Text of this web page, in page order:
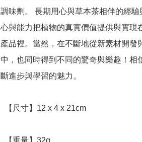
調味劑。 長期用心與草本茶相伴的經
心與能力把植物的真實價值提供與實現
產品裡。當然，在不斷地從新素材開發
中，也同時得到不同的驚奇與樂趣！相
斷進步與學習的魅力。